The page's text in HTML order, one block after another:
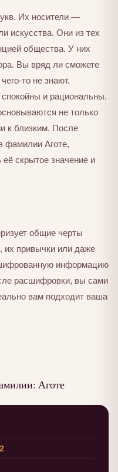
Их носители —
искусства. Они из тех
общества. У них
Вы вряд ли сможете
то не знают.
и рациональны.
не только
к близким. После
фамилии Аготе,
скрытое значение и
общие черты
их привычки или даже
информацию
расшифровки, вы сами
вам подходит ваша
Аготе
2